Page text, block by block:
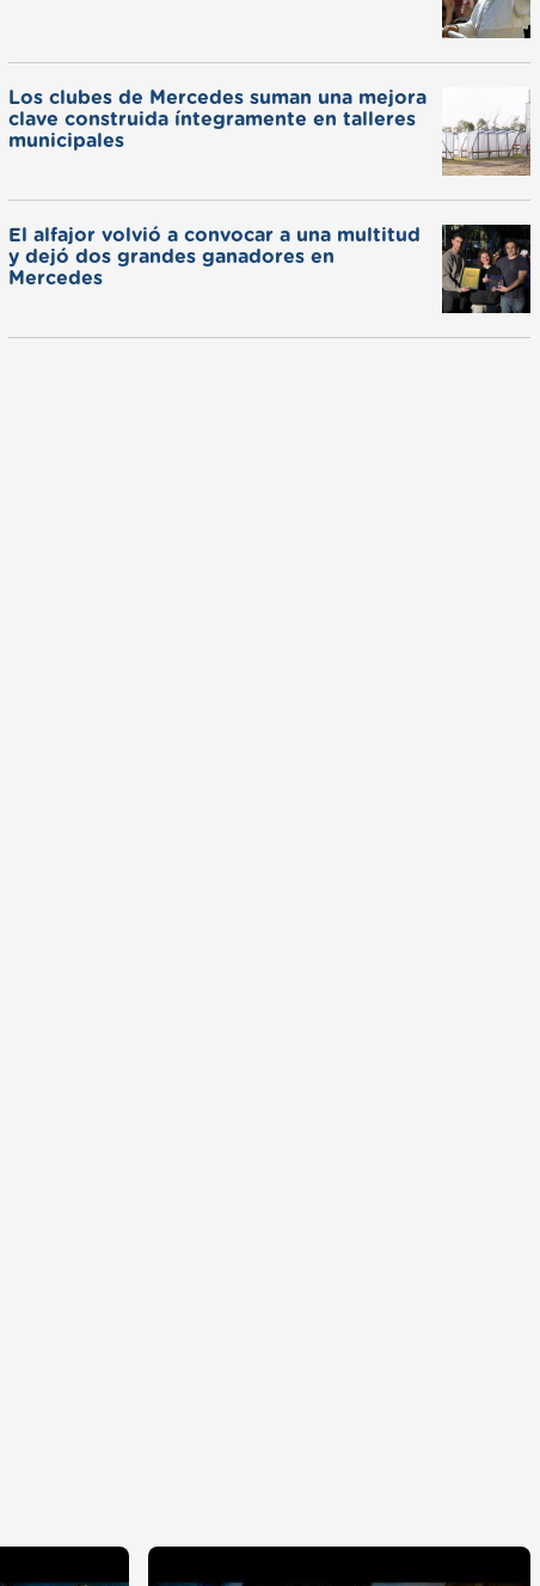
Los clubes de Mercedes suman una mejora
clave construida íntegramente en talleres
municipales
El alfajor volvió a convocar a una multitud
y dejó dos grandes ganadores en
Mercedes